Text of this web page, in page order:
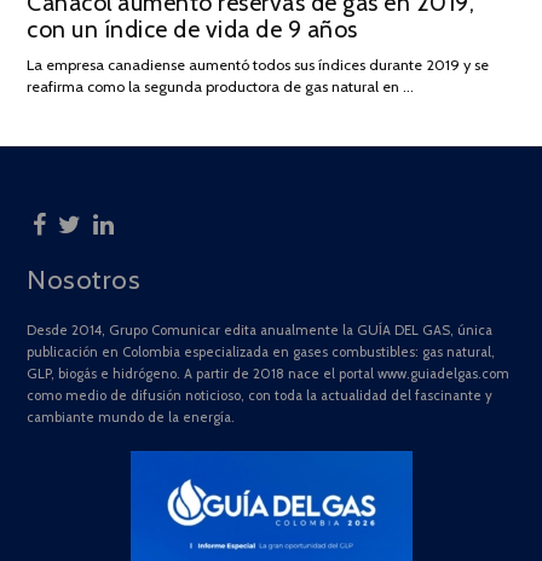
JULIO
2025
con un índice de vida de 9 años
La empresa canadiense aumentó todos sus índices durante 2019 y se
reafirma como la segunda productora de gas natural en …
Nosotros
Desde 2014, Grupo Comunicar edita anualmente la GUÍA DEL GAS, única
publicación en Colombia especializada en gases combustibles: gas natural,
GLP, biogás e hidrógeno. A partir de 2018 nace el portal www.guiadelgas.com
como medio de difusión noticioso, con toda la actualidad del fascinante y
cambiante mundo de la energía.